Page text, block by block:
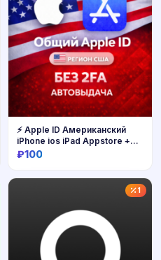
⚡️ Apple ID Американский
iPhone ios iPad Appstore +🎁
🎈 USA ICLOUD ЛИЧНЫЙ БЕЗ
₽100
1